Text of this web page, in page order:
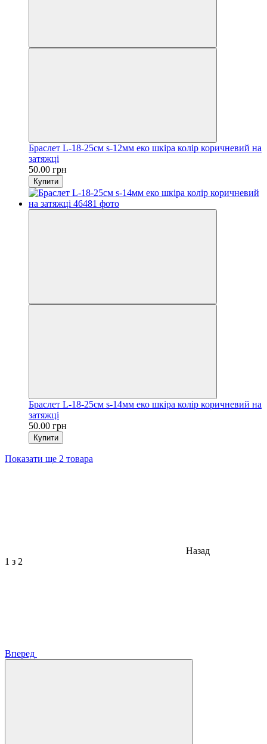
Браслет L-18-25см s-12мм еко шкіра колір коричневий на
затяжці
50.00 грн
Купити
Браслет L-18-25см s-14мм еко шкіра колір коричневий на
затяжці
50.00 грн
Купити
Показати ще 2 товара
Назад
1 з 2
Вперед